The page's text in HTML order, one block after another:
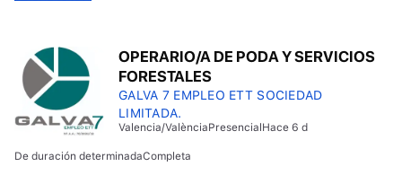
aire libre. Experiencia en jardinería, albañilería,
Responsabilidad, compromiso y orientación al servicio.
Valorable 'personas que vivan cerca del centro esta
entre (Alcobendas-Tres cantos): Alcobendas, San
Sebastián, Tres Cantos, Colmenar Viejo, Majadahonda,
Cobeña, Algete, Coslada, Daganzo de Arriba,
Paracuellos del Jarama etc.
OPERARIO/A DE PODA Y SERVICIOS
FORESTALES
GALVA 7 EMPLEO ETT SOCIEDAD
LIMITADA.
Valencia/ValènciaPresencialHace 6 d
De duración determinadaCompleta